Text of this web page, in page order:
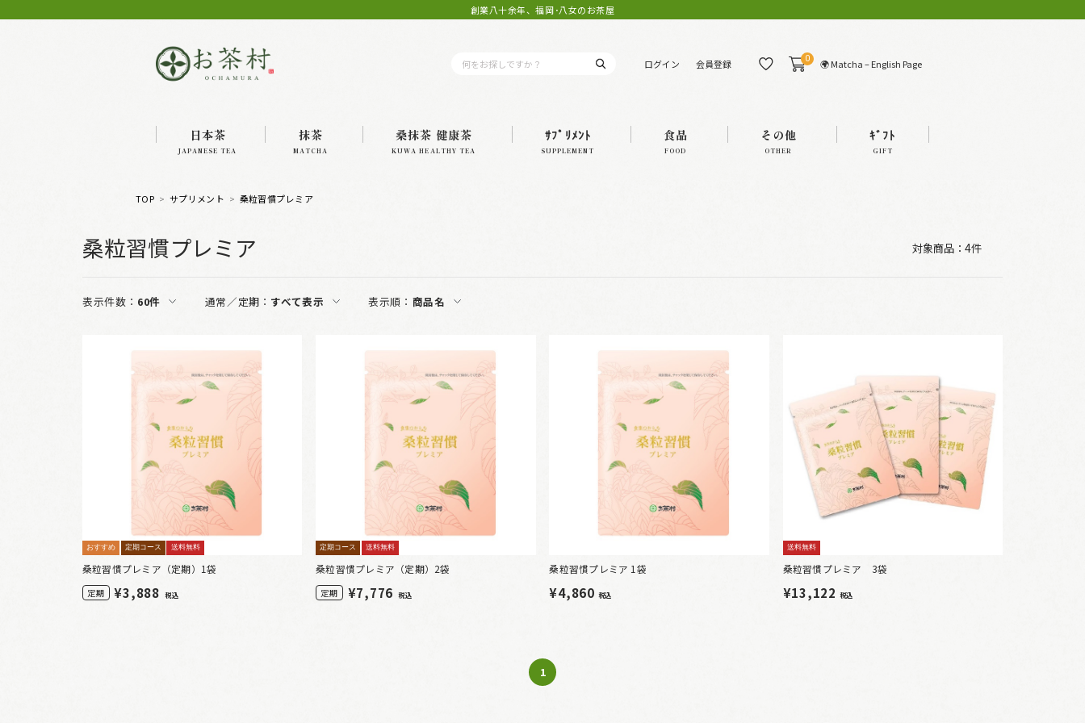
創業八十余年、福岡･八女のお茶屋
ログイン 会員登録 0 🌍 Matcha – English Page
日本茶
JAPANESE TEA
抹茶
MATCHA
桑抹茶 健康茶
KUWA HEALTHY TEA
ｻﾌﾟﾘﾒﾝﾄ
SUPPLEMENT
食品
FOOD
その他
OTHER
ｷﾞﾌﾄ
GIFT
TOP サプリメント 桑粒習慣プレミア
桑粒習慣プレミア 対象商品：4件
表示件数： 60件 通常／定期： すべて表示 表示順： 商品名
おすすめ 定期コース 送料無料
桑粒習慣プレミア（定期）1袋
定期 ¥3,888 税込
定期コース 送料無料
桑粒習慣プレミア（定期）2袋
定期 ¥7,776 税込
桑粒習慣プレミア 1袋
¥4,860 税込
送料無料
桑粒習慣プレミア 3袋
¥13,122 税込
1